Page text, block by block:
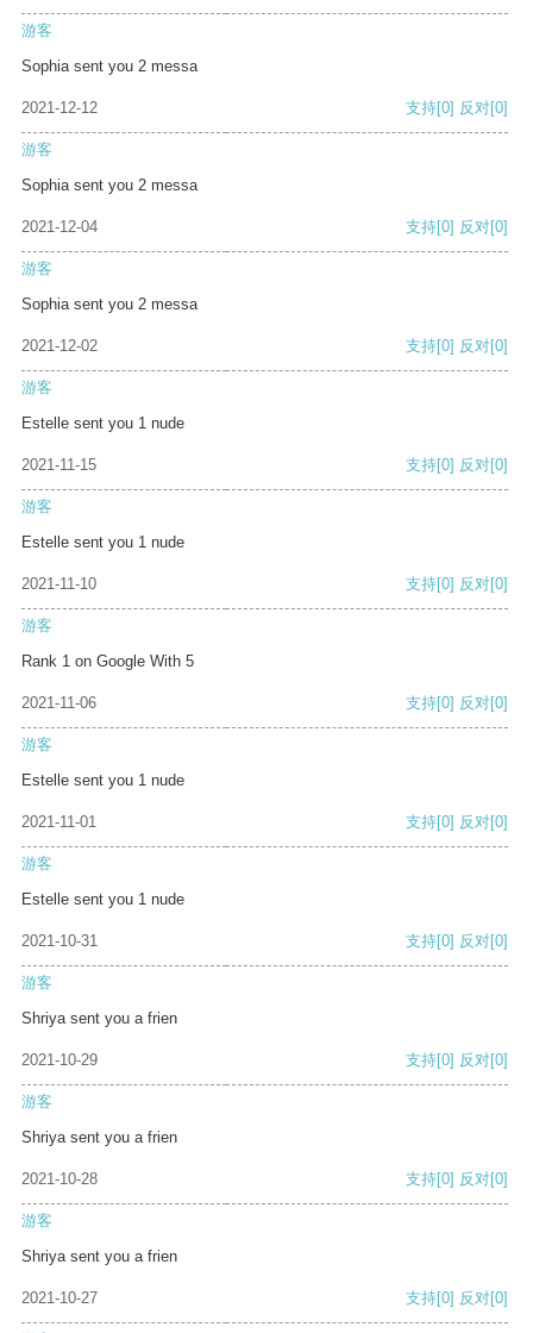
游客
Sophia sent you 2 messa
2021-12-12 支持[0] 反对[0]
游客
Sophia sent you 2 messa
2021-12-04 支持[0] 反对[0]
游客
Sophia sent you 2 messa
2021-12-02 支持[0] 反对[0]
游客
Estelle sent you 1 nude
2021-11-15 支持[0] 反对[0]
游客
Estelle sent you 1 nude
2021-11-10 支持[0] 反对[0]
游客
Rank 1 on Google With 5
2021-11-06 支持[0] 反对[0]
游客
Estelle sent you 1 nude
2021-11-01 支持[0] 反对[0]
游客
Estelle sent you 1 nude
2021-10-31 支持[0] 反对[0]
游客
Shriya sent you a frien
2021-10-29 支持[0] 反对[0]
游客
Shriya sent you a frien
2021-10-28 支持[0] 反对[0]
游客
Shriya sent you a frien
2021-10-27 支持[0] 反对[0]